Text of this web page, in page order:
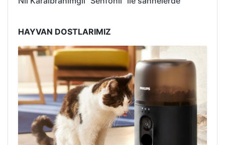
HAYVAN DOSTLARIMIZ